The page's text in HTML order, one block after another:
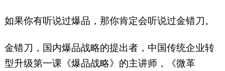
如果你有听说过爆品，那你肯定会听说过金错刀。
金错刀，国内爆品战略的提出者，中国传统企业转
型升级第一课《爆品战略》的主讲师，《微革